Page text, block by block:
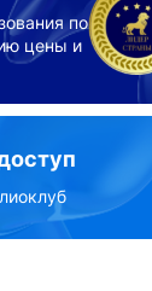
по
цены и